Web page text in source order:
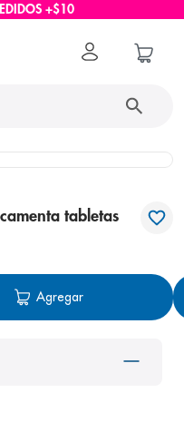
+$10
tabletas
Agregar